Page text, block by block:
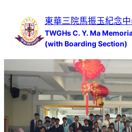
容
東華三院馬振玉紀念
TWGHs C. Y. Ma
(with Boarding Section)